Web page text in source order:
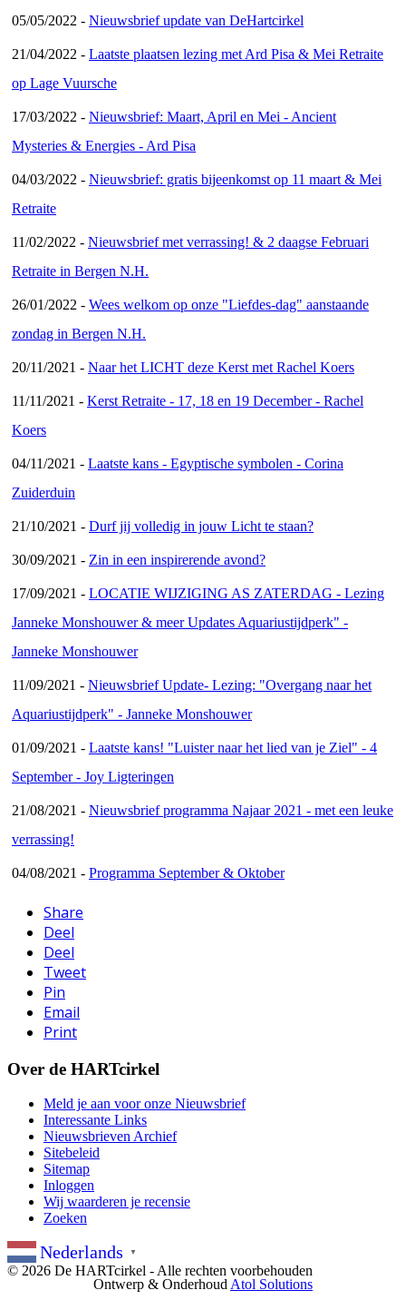
05/05/2022 - Nieuwsbrief update van DeHartcirkel
21/04/2022 - Laatste plaatsen lezing met Ard Pisa & Mei Retraite
op Lage Vuursche
17/03/2022 - Nieuwsbrief: Maart, April en Mei - Ancient
Mysteries & Energies - Ard Pisa
04/03/2022 - Nieuwsbrief: gratis bijeenkomst op 11 maart & Mei
Retraite
11/02/2022 - Nieuwsbrief met verrassing! & 2 daagse Februari
Retraite in Bergen N.H.
26/01/2022 - Wees welkom op onze "Liefdes-dag" aanstaande
zondag in Bergen N.H.
20/11/2021 - Naar het LICHT deze Kerst met Rachel Koers
11/11/2021 - Kerst Retraite - 17, 18 en 19 December - Rachel
Koers
04/11/2021 - Laatste kans - Egyptische symbolen - Corina
Zuiderduin
21/10/2021 - Durf jij volledig in jouw Licht te staan?
30/09/2021 - Zin in een inspirerende avond?
17/09/2021 - LOCATIE WIJZIGING AS ZATERDAG - Lezing
Janneke Monshouwer & meer Updates Aquariustijdperk" -
Janneke Monshouwer
11/09/2021 - Nieuwsbrief Update- Lezing: "Overgang naar het
Aquariustijdperk" - Janneke Monshouwer
01/09/2021 - Laatste kans! "Luister naar het lied van je Ziel" - 4
September - Joy Ligteringen
21/08/2021 - Nieuwsbrief programma Najaar 2021 - met een leuke
verrassing!
04/08/2021 - Programma September & Oktober
Share
Deel
Deel
Tweet
Pin
Email
Print
Over de HARTcirkel
Meld je aan voor onze Nieuwsbrief
Interessante Links
Nieuwsbrieven Archief
Sitebeleid
Sitemap
Inloggen
Wij waarderen je recensie
Zoeken
Nederlands ▼
© 2026 De HARTcirkel - Alle rechten voorbehouden
Ontwerp & Onderhoud Atol Solutions